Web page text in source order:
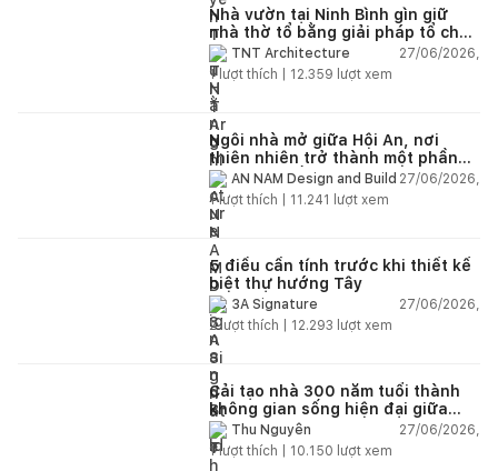
Nhà vườn tại Ninh Bình gìn giữ
nhà thờ tổ bằng giải pháp tổ chức
lại không gian
TNT Architecture
27/06/2026,
1lượt thích | 12.359 lượt xem
Ngôi nhà mở giữa Hội An, nơi
thiên nhiên trở thành một phần
của cuộc sống
AN NAM Design and Build 27/06/2026,
1lượt thích | 11.241 lượt xem
5 điều cần tính trước khi thiết kế
biệt thự hướng Tây
3A Signature
27/06/2026,
2lượt thích | 12.293 lượt xem
Cải tạo nhà 300 năm tuổi thành
không gian sống hiện đại giữa
thiên nhiên
Thu Nguyễn
27/06/2026,
1lượt thích | 10.150 lượt xem